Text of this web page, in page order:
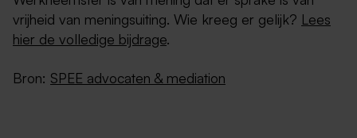
vrijheid van meningsuiting. Wie kreeg er gelijk? Lees
hier de volledige bijdrage.
Bron: SPEE advocaten & mediation